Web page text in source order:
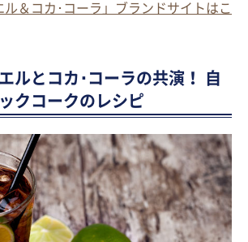
ル＆コカ･コーラ」ブランドサイトはこ
ルとコカ･コーラの共演！ 自
クコークのレシピ